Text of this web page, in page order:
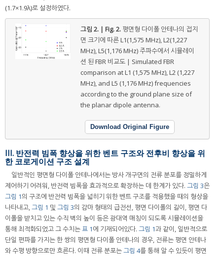
(1.7×1.9λ)로 설정하였다.
그림 2. | Fig. 2. 평면형 다이폴 안테나의 접지
면 크기에 따른 L1(1,575 MHz), L2(1,227
MHz), L5(1,176 MHz) 주파수에서 시뮬레이
션 된 FBR 비교도 | Simulated FBR
comparison at L1 (1,575 MHz), L2 (1,227
MHz), and L5 (1,176 MHz) frequencies
according to the ground plane size of
the planar dipole antenna.
Download Original Figure
III. 반전력 빔폭 향상을 위한 벤트 구조와 전후비 향상을 위
한 코로게이션 구조 설계
일반적인 평면형 다이폴 안테나에서는 방사 개구면의 전류 분포를 정밀하게
제어하기 어려워, 반전력 빔폭을 효과적으로 확장하는 데 한계가 있다. 그림 3은
그림 1의 구조에 반전력 빔폭을 넓히기 위한 벤트 구조를 적용했을 때의 형상을
나타내고,그림 1 및 그림 3의 감마 형태의 급전선, 평면 다이폴의 길이, 평면 다
이폴을 받치고 있는 수직 벽의 높이 등은 광대역 매칭이 되도록 시뮬레이션을
통해 최적화되었고 그 수치는표 1에 기재되어있다. 그림 1과 같이, 일반적으로
단일 편파를 가지는 한 쌍의 평면형 다이폴 안테나의 경우, 전류는 평면 안테나
와 수평 방향으로만 흐른다. 이때 전류 분포는그림 4를 통해 알 수 있듯이 평면